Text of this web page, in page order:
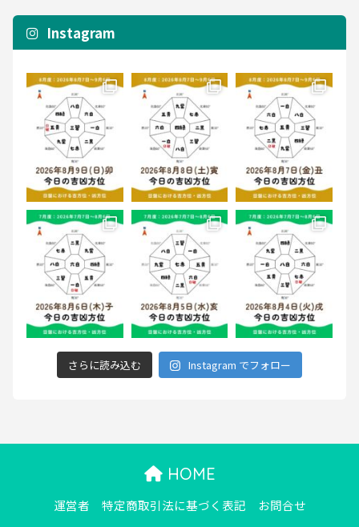
Instagram
さらに読み込む Instagram でフォロー
HOME
運営者 特定商取引法に基づく表記
お問合せ